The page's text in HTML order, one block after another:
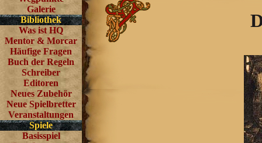
Galerie
Bibliothek
Was ist HQ
Mentor & Morcar
Häufige Fragen
Buch der Regeln
Schreiber
Editoren
Neues Zubehör
Neue Spielbretter
Veranstaltungen
Spiele
Basisspiel